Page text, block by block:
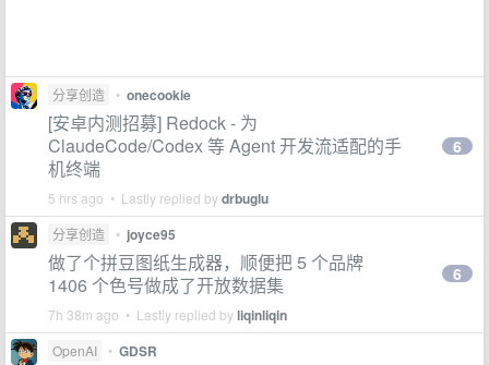
分享创造 • onecookie
[安卓内测招募] Redock - 为
ClaudeCode/Codex 等 Agent 开发流适配的手
机终端
5 hrs ago • Lastly replied bydrbuglu
6
分享创造 • joyce95
做了个拼豆图纸生成器，顺便把 5 个品牌
1406 个色号做成了开放数据集
7h 38m ago • Lastly replied byliqinliqin
6
OpenAI • GDSR